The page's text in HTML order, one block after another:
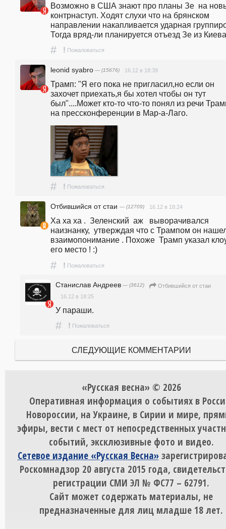
Возможно в США знают про планы Зе  на
контрнаступ. Ходят слухи что на брянском
направлении накапливается ударная
Тогда вряд-ли планируется отъезд Зе из
# ! Пожаловаться
leonid syabro — (15676) 16.12 в 18:39
Трамп: "Я его пока не пригласил,но если он
захочет приехать,я бы хотел чтобы он тут
был"....Может кто-то что-то понял из речи
на прессконференции в Мар-а-Лаго.
# ! Пожаловаться
Отбившийся от стаи — (12709) 16.12 в 18:24
Ха ха ха .  Зеленский  аж   выворачивался
наизнанку,  утверждая что с Трампом он
взаимопонимание . Похоже  Трамп указал
его место ! :)
# ! Пожаловаться
Станислав Андреев — (3612)
Отбившийся от стаи
16.12 в 18:25
У параши.
# ! Пожаловаться
СЛЕДУЮЩИЕ КОММЕНТАРИИ
«Русская весна» © 2026
Оперативная информация о событиях в
Новороссии, на Украине, в Сирии и мире,
эфиры, вести с мест от непосредственных
событий, эксклюзивные фото и видео.
Сетевое издание «Русская Весна»
Роскомнадзор 20 августа 2015 года,
регистрации СМИ ЭЛ № ФС77 – 62791.
Сайт может содержать материалы, не
предназначенные для лиц младше 18 лет.